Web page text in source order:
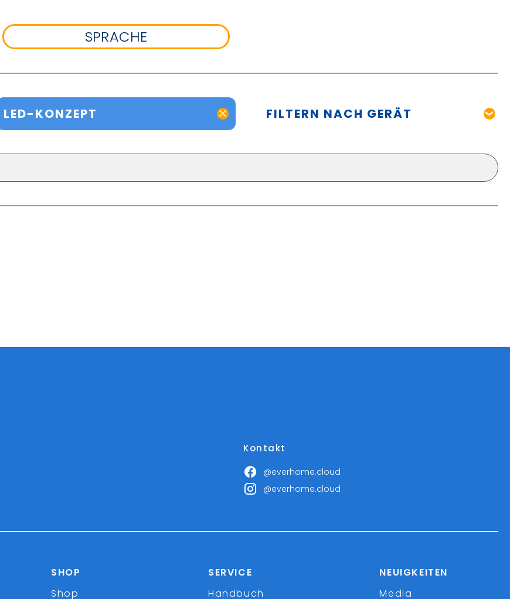
SPRACHE
LED-KONZEPT FILTERN NACH GERÄT
Kontakt
@everhome.cloud
@everhome.cloud
SHOP
Shop
SERVICE
Handbuch
NEUIGKEITEN
Media